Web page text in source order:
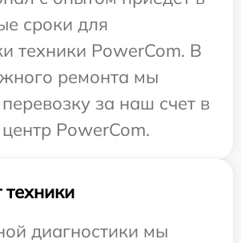
сроки для
техники PowerCom. В
ремонта мы
за наш счет в
PowerCom.
диагностики мы